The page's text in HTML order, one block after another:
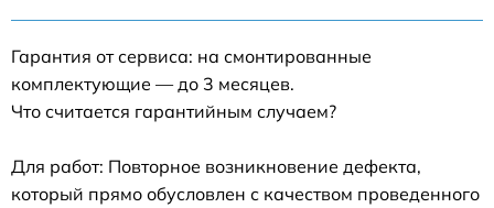
Гарантия от сервиса: на смонтированные
комплектующие — до 3 месяцев.
Что считается гарантийным случаем?
Для работ: Повторное возникновение дефекта,
который прямо обусловлен с качеством проведенного